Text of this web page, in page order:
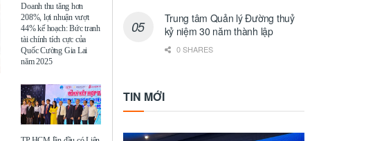
Doanh thu tăng hơn
208%, lợi nhuận vượt
44% kế hoạch: Bức tranh
tài chính tích cực của
Quốc Cường Gia Lai
năm 2025
Trung tâm Quản lý Đường thuỷ
kỷ niệm 30 năm thành lập
0 SHARES
TIN MỚI